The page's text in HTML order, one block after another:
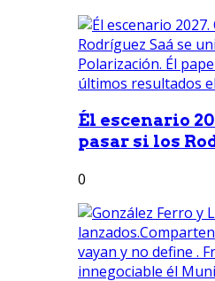
Él escenario
pasar si los
0